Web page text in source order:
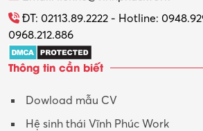
ĐT: 02113.89.2222 - Hotline:
0968.212.886
Thông tin cần biết
Dowload mẫu CV
Hệ sinh thái Vĩnh Phúc Work